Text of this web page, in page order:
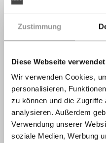
Zustimmung
Diese Webseite
Wir verwenden Cookies,
personalisieren,
zu können und die
analysieren. Außerdem
Verwendung unserer
soziale Medien, Werbung